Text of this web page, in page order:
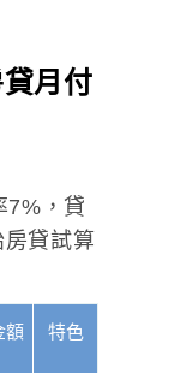
月付
7%，貸
貸試算
額 特色